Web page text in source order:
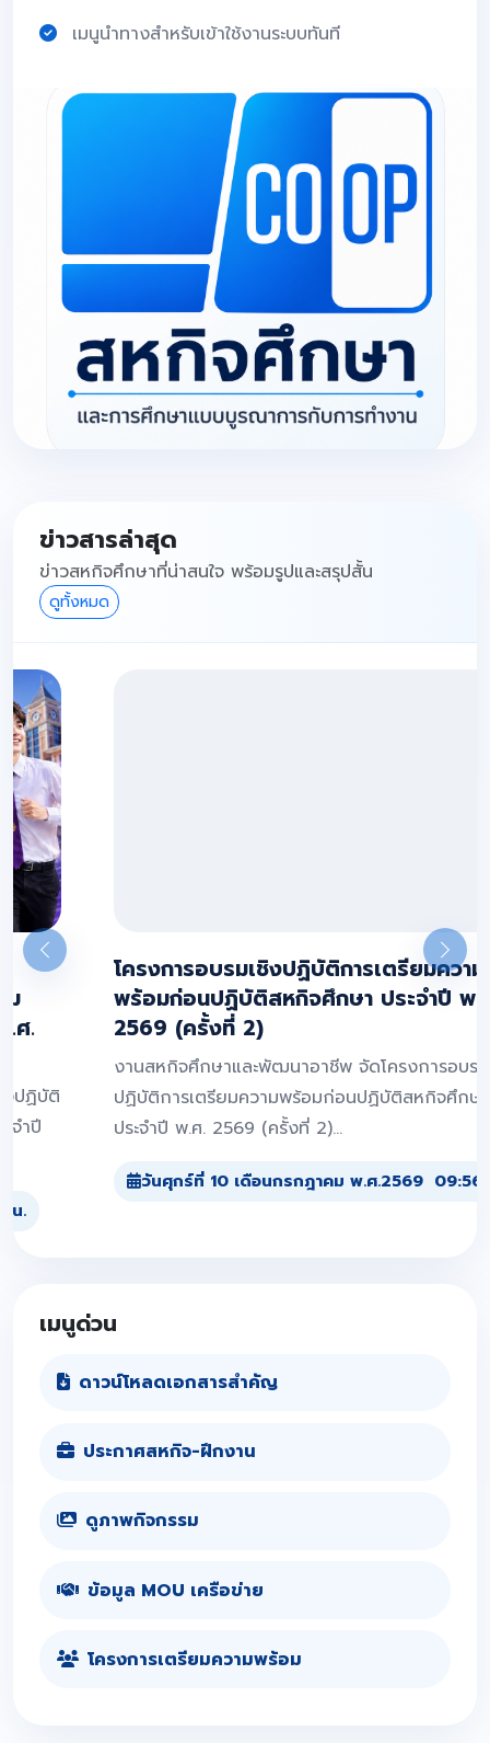
เมนูนำทางสำหรับเข้าใช้งานระบบทันที
ข่าวสารล่าสุด
ข่าวสหกิจศึกษาที่น่าสนใจ พร้อมรูปและสรุปสั้น
ดูทั้งหมด
โครงการอบรมเชิงปฏิบัติการเตรียมความ
พร้อมก่อนปฏิบัติสหกิจศึกษา ประจำปี พ.ศ.
2569 (ครั้งที่ 2)
งานสหกิจศึกษาและพัฒนาอาชีพ จัดโครงการอบรมเชิง
ปฏิบัติการเตรียมความพร้อมก่อนปฏิบัติสหกิจศึกษา
ประจำปี พ.ศ. 2569 (ครั้งที่ 2)...
วันศุกร์ที่ 10 เดือนกรกฎาคม พ.ศ.2569 09:56 น.
ก่อนหน้า ถัดไป